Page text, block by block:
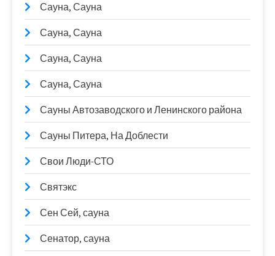
Сауна, Сауна
Сауна, Сауна
Сауна, Сауна
Сауна, Сауна
Сауны Автозаводского и Ленинского района
Сауны Питера, На Доблести
Свои Люди-СТО
Святэкс
Сен Сей, сауна
Сенатор, сауна